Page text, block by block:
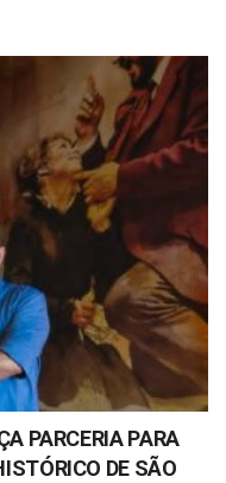
PARCERIA PARA
DE SÃO